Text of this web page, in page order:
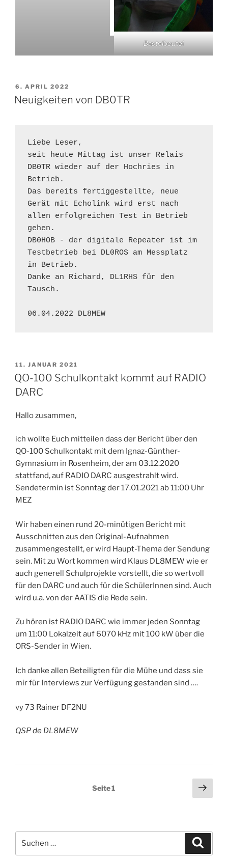
Bastelbeutel
VERÖFFENTLICHT
AM
6. APRIL 2022
Neuigkeiten von DB0TR
Liebe Leser,
seit heute Mittag ist unser Relais
DB0TR wieder auf der Hochries in
Betrieb.
Das bereits fertiggestellte, neue
Gerät mit Echolink wird erst nach
allen erfolgreichen Test in Betrieb
gehen.
DB0HOB - der digitale Repeater ist im
Testbetrieb bei DL0ROS am Messplatz
in Betrieb.
Danke an Richard, DL1RHS für den
Tausch.
06.04.2022 DL8MEW
VERÖFFENTLICHT
AM
11. JANUAR 2021
QO-100 Schulkontakt kommt auf RADIO
DARC
Hallo zusammen,
ich wollte Euch mitteilen dass der Bericht über den
QO-100 Schulkontakt mit dem Ignaz-Günther-
Gymnasium in Rosenheim, der am 03.12.2020
stattfand, auf RADIO DARC ausgestrahlt wird.
Sendetermin ist Sonntag der 17.01.2021 ab 11:00 Uhr
MEZ
Wir haben einen rund 20-minütigen Bericht mit
Ausschnitten aus den Original-Aufnahmen
zusammengestellt, er wird Haupt-Thema der Sendung
sein. Mit zu Wort kommen wird Klaus DL8MEW wie er
auch generell Schulprojekte vorstellt, die so wertvoll
für den DARC und auch für die SchülerInnen sind. Auch
wird u.a. von der AATIS die Rede sein.
Zu hören ist RADIO DARC wie immer jeden Sonntag
um 11:00 Lokalzeit auf 6070 kHz mit 100 kW über die
ORS-Sender in Wien.
Ich danke allen Beteiligten für die Mühe und dass sie
mir für Interviews zur Verfügung gestanden sind ….
vy 73 Rainer DF2NU
QSP de DL8MEW
Seitennummerierung
Seite1
nach: